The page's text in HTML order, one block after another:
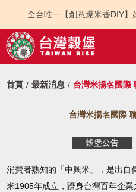
全台唯一【創意爆米香DIY】
首頁 最新消息 台灣米揚名國際
台灣米揚名國際
穀堡公告
消費者熟知的「中興米」，是出自
米1905年成立，躋身台灣百年企